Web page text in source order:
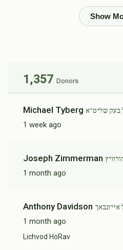
הערשל הורוויץ
פרידמאן
$8,223
$6,165
Donated
1,357 Donors
Michael Tyberg בעק שליט"א
1 week ago
Joseph Zimmerman
1 month ago
Anthony Davidson אייזנבאך
1 month ago
Lichvod HoRav